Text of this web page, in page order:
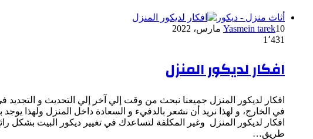
أثاث منزل - ديكور
Yasmein tarek10 مارس، 2022
1٬431
افكار لديكور المنزل
افكار لديكور المنزل جميعنا نبحث من وقت إلي آخر إلي التحديث و التجديد
في الخارج، و لهذا نريد أن نشعر بالدفيء و السعادة داخل المنزل ولهذا
افكار لديكور المنزل وغير المكلفة لتساعدك في تغيير ديكور البيت بشكل
طريق…